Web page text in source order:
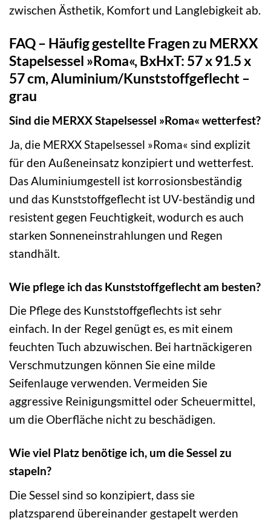
zwischen Ästhetik, Komfort und Langlebigkeit ab.
FAQ – Häufig gestellte Fragen zu MERXX
Stapelsessel »Roma«, BxHxT: 57 x 91.5 x
57 cm, Aluminium/Kunststoffgeflecht –
grau
Sind die MERXX Stapelsessel »Roma« wetterfest?
Ja, die MERXX Stapelsessel »Roma« sind explizit
für den Außeneinsatz konzipiert und wetterfest.
Das Aluminiumgestell ist korrosionsbeständig
und das Kunststoffgeflecht ist UV-beständig und
resistent gegen Feuchtigkeit, wodurch es auch
starken Sonneneinstrahlungen und Regen
standhält.
Wie pflege ich das Kunststoffgeflecht am besten?
Die Pflege des Kunststoffgeflechts ist sehr
einfach. In der Regel genügt es, es mit einem
feuchten Tuch abzuwischen. Bei hartnäckigeren
Verschmutzungen können Sie eine milde
Seifenlauge verwenden. Vermeiden Sie
aggressive Reinigungsmittel oder Scheuermittel,
um die Oberfläche nicht zu beschädigen.
Wie viel Platz benötige ich, um die Sessel zu
stapeln?
Die Sessel sind so konzipiert, dass sie
platzsparend übereinander gestapelt werden